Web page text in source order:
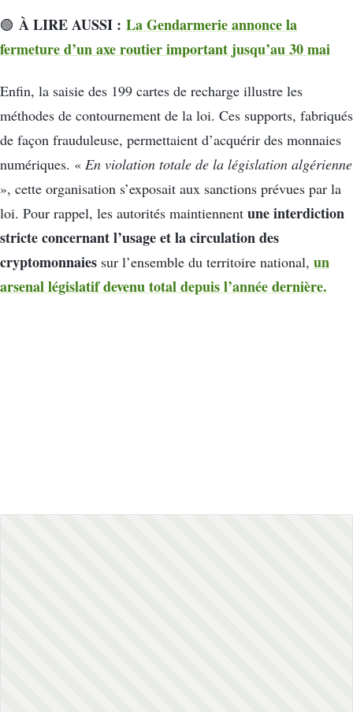
🟢 À LIRE AUSSI : La Gendarmerie annonce la
fermeture d’un axe routier important jusqu’au 30 mai
Enfin, la saisie des 199 cartes de recharge illustre les
méthodes de contournement de la loi. Ces supports, fabriqués
de façon frauduleuse, permettaient d’acquérir des monnaies
numériques. « En violation totale de la législation algérienne
», cette organisation s’exposait aux sanctions prévues par la
loi. Pour rappel, les autorités maintiennent une interdiction
stricte concernant l’usage et la circulation des
cryptomonnaies sur l’ensemble du territoire national, un
arsenal législatif devenu total depuis l’année dernière.